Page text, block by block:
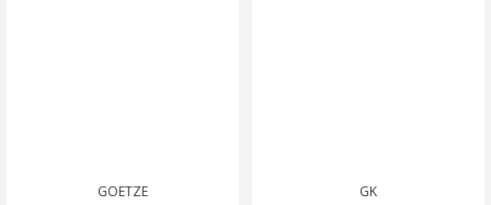
GOETZE GK